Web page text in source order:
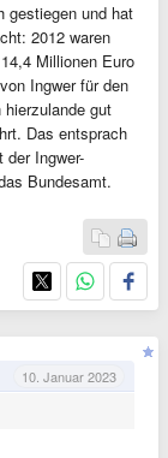
gestiegen und hat
2012 waren
Millionen Euro
Ingwer für den
gut
Das entsprach
Ingwer-
Bundesamt.
10. Januar 2023